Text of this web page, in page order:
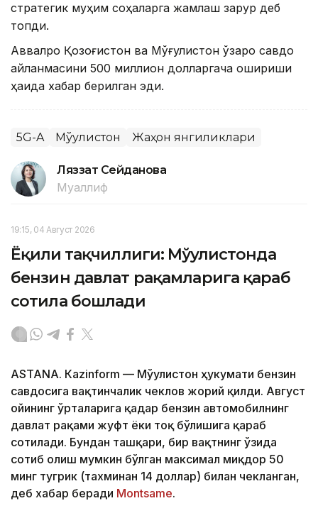
стратегик муҳим соҳаларга жамлаш зарур деб
топди.
Аввалроқ Қозоғистон ва Мўғулистон ўзаро савдо
айланмасини 500 миллион долларгача ошириши
ҳақида хабар берилган эди.
5G-A Мўғулистон Жаҳон янгиликлари
Ляззат Сейданова
Муаллиф
19:15, 04 Август 2026
Ёқилғи тақчиллиги: Мўғулистонда
бензин давлат рақамларига қараб
сотила бошлади
ASTANА. Кazinform — Мўғулистон ҳукумати бензин
савдосига вақтинчалик чеклов жорий қилди. Август
ойининг ўрталарига қадар бензин автомобилнинг
давлат рақами жуфт ёки тоқ бўлишига қараб
сотилади. Бундан ташқари, бир вақтнинг ўзида
сотиб олиш мумкин бўлган максимал миқдор 50
минг тугрик (тахминан 14 доллар) билан чекланган,
деб хабар беради Montsame.